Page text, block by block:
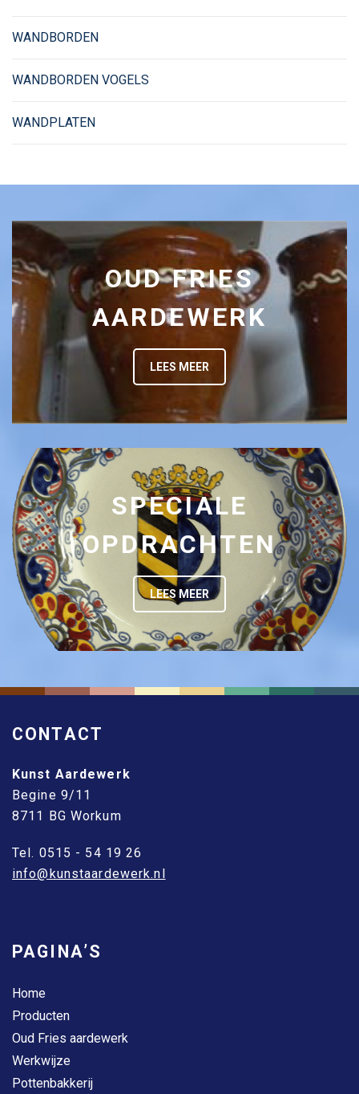
WANDBORDEN
WANDBORDEN VOGELS
WANDPLATEN
OUD FRIES
AARDEWERK
LEES MEER
SPECIALE
OPDRACHTEN
LEES MEER
CONTACT
Kunst Aardewerk
Begine 9/11
8711 BG Workum
Tel. 0515 - 54 19 26
info@kunstaardewerk.nl
PAGINA’S
Home
Producten
Oud Fries aardewerk
Werkwijze
Pottenbakkerij